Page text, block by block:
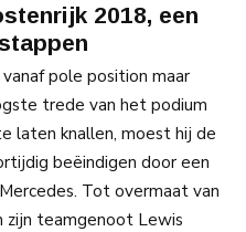
2018, een
pole position maar
trede van het podium
laten knallen, moest hij de
beëindigen door een
Tot overmaat van
zijn teamgenoot Lewis